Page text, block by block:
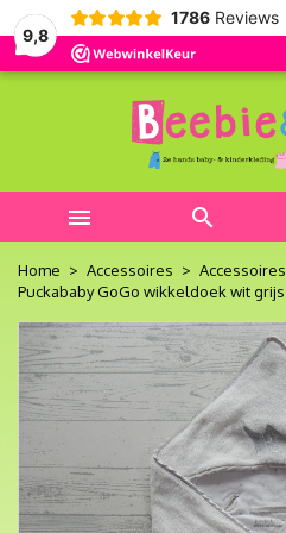
9,8
1786 Reviews
 
Home Accessoires
Puckababy GoGo wikkeldoek wit